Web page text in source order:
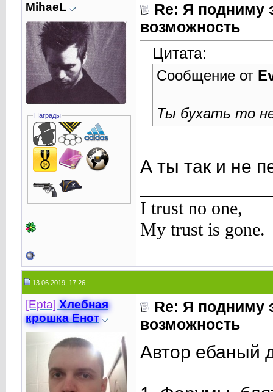
MihaeL
Награды
Re: Я подниму
возможность
Цитата:
Сообщение от
Ты бухать то
А ты так и не
I trust no one,
My trust is gone.
13.06.2019, 17:26
[Epta] Хлебная
крошкa Енот
Re: Я подниму
возможность
Автор ебаный